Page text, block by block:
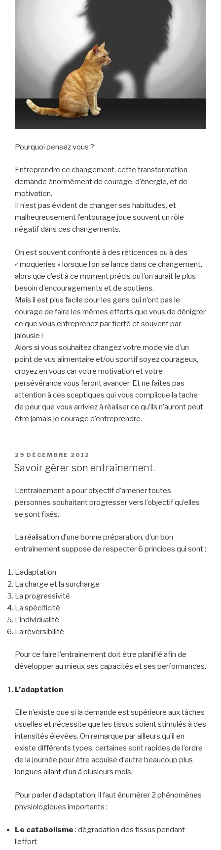
Pourquoi pensez vous ?
Entreprendre ce changement, cette transformation
demande énormément de courage, d’énergie, et de
motivation.
Il n’est pas évident de changer ses habitudes, et
malheureusement l’entourage joue souvent un rôle
négatif dans ces changements.
On est souvent confronté à des réticences ou à des
« moqueries » lorsque l’on se lance dans ce changement,
alors que c’est à ce moment précis ou l’on aurait le plus
besoin d’encouragements et de soutiens.
Mais il est plus facile pour les gens qui n’ont pas le
courage de faire les mêmes efforts que vous de dénigrer
ce que vous entreprenez par fierté et souvent par
jalousie !
Alors si vous souhaitez changez votre mode vie d’un
point de vus alimentaire et/ou sportif soyez courageux,
croyez en vous car votre motivation et votre
persévérance vous feront avancer. Et ne faites pas
attention à ces sceptiques qui vous complique la tache
de peur que vous arriviez à réaliser ce qu’ils n’auront peut
être jamais le courage d’entreprendre.
PUBLIÉ
LE
29 DÉCEMBRE 2012
Savoir gérer son entraînement.
L’entrainement a pour objectif d’amener toutes
personnes souhaitant progresser vers l’objectif qu’elles
se sont fixés.
La réalisation d’une bonne préparation, d’un bon
entraînement suppose de respecter 6 principes qui sont :
L’adaptation
La charge et la surcharge
La progressivité
La spécificité
L’individualité
La réversibilité
Pour ce faire l’entrainement doit être planifié afin de
développer au mieux ses capacités et ses performances.
L’adaptation
Elle n’existe que si la demande est supérieure aux tâches
usuelles et nécessite que les tissus soient stimulés à des
intensités élevées. On remarque par ailleurs qu’il en
existe différents types, certaines sont rapides de l’ordre
de la journée pour être acquise d’autre beaucoup plus
longues allant d’un à plusieurs mois.
Pour parler d’adaptation, il faut énumérer 2 phénomènes
physiologiques importants :
Le catabolisme : dégradation des tissus pendant
l’effort